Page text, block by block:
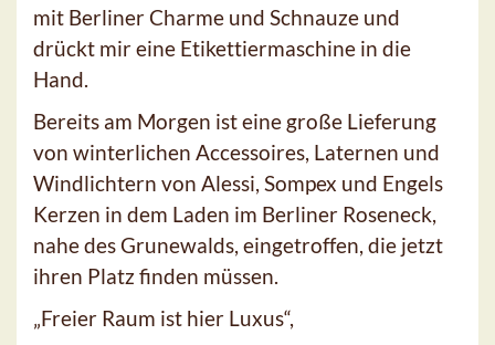
mit Berliner Charme und Schnauze und
drückt mir eine Etikettiermaschine in die
Hand.
Bereits am Morgen ist eine große Lieferung
von winterlichen Accessoires, Laternen und
Windlichtern von Alessi, Sompex und Engels
Kerzen in dem Laden im Berliner Roseneck,
nahe des Grunewalds, eingetroffen, die jetzt
ihren Platz finden müssen.
„Freier Raum ist hier Luxus“,